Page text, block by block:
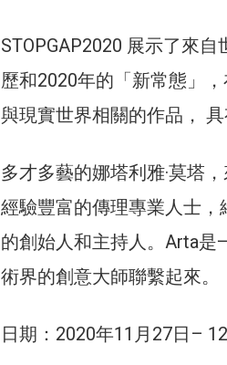
STOPGAP2020 展示了來
歷和2020年的「新常態」
與現實世界相關的作品， 具
多才多藝的娜塔利雅·莫塔
經驗豐富的傳理專業人士，
的創始人和主持人。Arta是
術界的創意大師聯繫起來。
日期：2020年11月27日–